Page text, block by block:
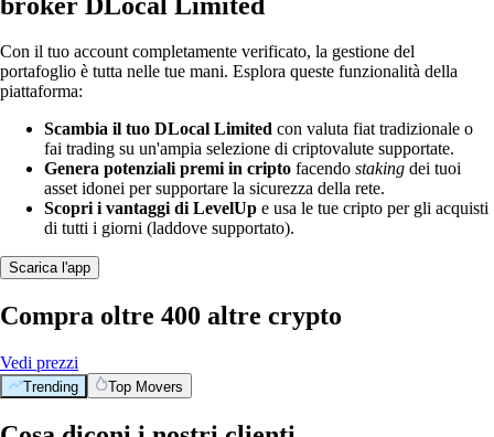
Con il tuo account completamente verificato, la gestione del
portafoglio è tutta nelle tue mani. Esplora queste funzionalità della
piattaforma:
Scambia il tuo DLocal Limited con valuta fiat tradizionale o
fai trading su un'ampia selezione di criptovalute supportate.
Genera potenziali premi in cripto facendo staking dei tuoi
asset idonei per supportare la sicurezza della rete.
Scopri i vantaggi di LevelUp e usa le tue cripto per gli acquisti
di tutti i giorni (laddove supportato).
Scarica l'app
Compra oltre 400 altre crypto
Vedi prezzi
Trending Top Movers